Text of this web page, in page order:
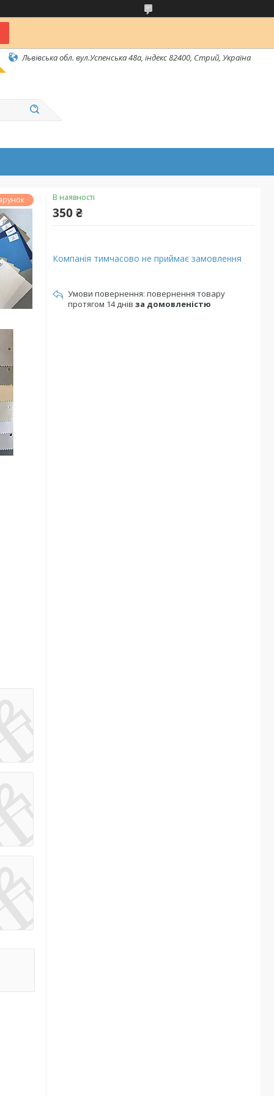
Львівська обл. вул.Успенська 48а, індекс 82400, Стрий, Україна
В наявності
350 ₴
Компанія тимчасово не приймає замовлення
повернення товару
протягом 14 днів за домовленістю